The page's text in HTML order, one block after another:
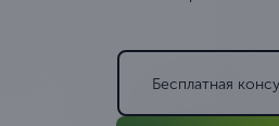
Бесплатная